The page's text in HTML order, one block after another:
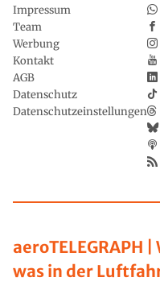
aeroTELEGRAPH
was in der
Impressum
Team
Werbung
Kontakt
AGB
Datenschutz
Datenschutzeinstellungen